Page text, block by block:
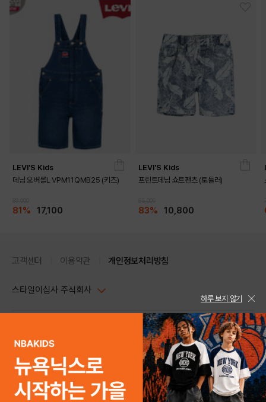
LEVI'S Kids
데님 오버롤L VPM11QMB25 (키즈)
81% 17,100
LEVI'S Kids
프린트데님 쇼트팬츠 (토들러)
83% 10,800
고객센터 이용약관 개인정보처리방침
스타일이십사 주식회사
주소 : 서울시 강남구 논현로 633, 6층 (논현동, 한세엠케이빌딩)
사업자등록번호 : 116-81-32499
통신판매업신고번호 : 제 2024-서울강남-04239
호스팅 서비스 : 스타일이십사㈜
스타일24 고객센터 1544-5336
평일 09:00~ 18:00 (토/일/공휴일 휴무)
help Email : help@style24.com
COPYRIGHTⓒ2021 STYLE24 ALL RIGHTS RESERVED.
하루 보지 않기